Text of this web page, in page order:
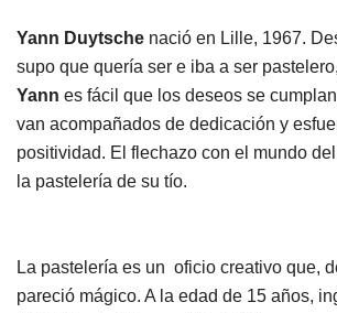
Yann Duytsche nació en Lille, 1967.
supo que quería ser e iba a ser
Yann es fácil que los deseos se
van acompañados de dedicación y
positividad. El flechazo con el mundo
la pastelería de su tío.
La pastelería es un oficio creativo que,
pareció mágico. A la edad de 15 años,